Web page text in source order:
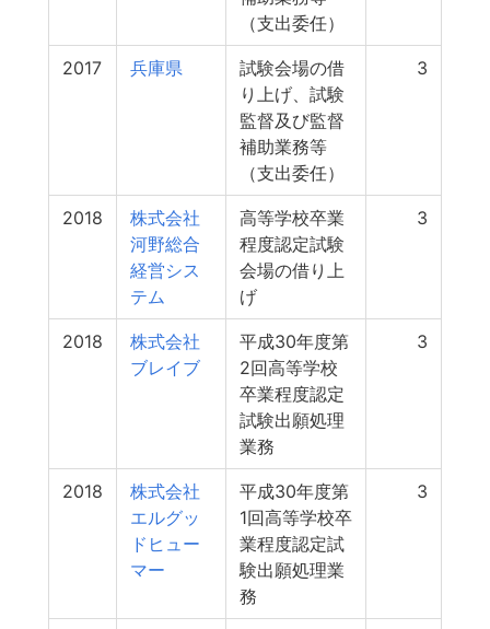
（支出委任）
2017 兵庫県
試験会場の借
り上げ、試験
監督及び監督
補助業務等
（支出委任）
3
2018
株式会社
河野総合
経営シス
テム
高等学校卒業
程度認定試験
会場の借り上
げ
3
2018
株式会社
ブレイブ
平成30年度第
2回高等学校
卒業程度認定
試験出願処理
業務
3
2018
株式会社
エルグッ
ドヒュー
マー
平成30年度第
1回高等学校卒
業程度認定試
験出願処理業
務
3